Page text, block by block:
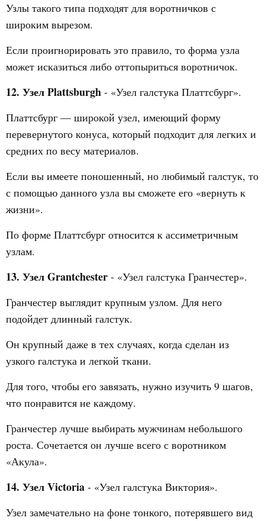
Узлы такого типа подходят для воротничков с
широким вырезом.
Если проигнорировать это правило, то форма узла
может исказиться либо оттопыриться воротничок.
12. Узел Plattsburgh - «Узел галстука Платтсбург».
Платтсбург — широкой узел, имеющий форму
перевернутого конуса, который подходит для легких и
средних по весу материалов.
Если вы имеете поношенный, но любимый галстук, то
с помощью данного узла вы сможете его «вернуть к
жизни».
По форме Платтсбург относится к ассиметричным
узлам.
13. Узел Grantchester - «Узел галстука Гранчестер».
Гранчестер выглядит крупным узлом. Для него
подойдет длинный галстук.
Он крупный даже в тех случаях, когда сделан из
узкого галстука и легкой ткани.
Для того, чтобы его завязать, нужно изучить 9 шагов,
что понравится не каждому.
Гранчестер лучше выбирать мужчинам небольшого
роста. Сочетается он лучше всего с воротником
«Акула».
14. Узел Victoria - «Узел галстука Виктория».
Узел замечательно на фоне тонкого, потерявшего вид